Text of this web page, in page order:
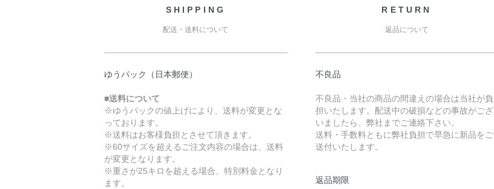
SHIPPING
配送・送料について
ゆうパック（日本郵便）
■送料について
※ゆうパックの値上げにより、送料が変更とな
っております。
※送料はお客様負担とさせて頂きます。
※60サイズを超えるご注文内容の場合は、送料
が変更となります。
※重さが25キロを超える場合、特別料金となり
ます。
RETURN
返品について
不良品
不良品・当社の商品の間違えの場合は当社が負
担いたします。配送中の破損などの事故がござ
いましたら、弊社までご連絡下さい。
送料・手数料ともに弊社負担で早急に新品をご
送付いたします。
返品期限